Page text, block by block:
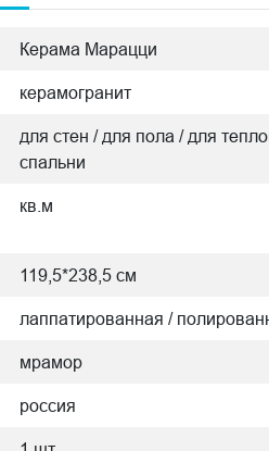
Керама Марацци
керамогранит
для стен / для пола / для
спальни
кв.м
119,5*238,5 см
лаппатированная /
мрамор
россия